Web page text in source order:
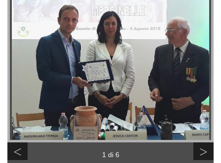
< 1 di 6 >